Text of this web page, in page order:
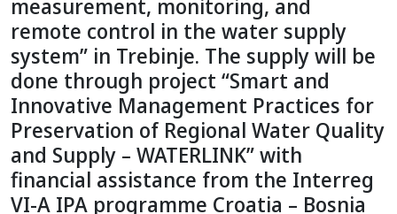
measurement, monitoring, and
remote control in the water supply
system” in Trebinje. The supply will be
done through project “Smart and
Innovative Management Practices for
Preservation of Regional Water Quality
and Supply – WATERLINK” with
financial assistance from the Interreg
VI-A IPA programme Croatia – Bosnia